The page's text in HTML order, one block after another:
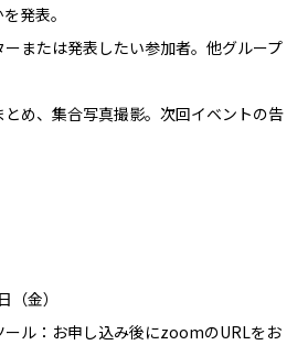
発表。
または発表したい参加者。他グループ
め、集合写真撮影。次回イベントの告
（金）
ル：お申し込み後にzoomのURLをお